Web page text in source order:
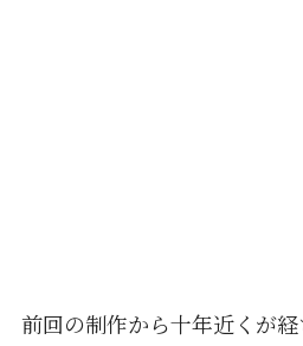
前回の制作から十年近くが